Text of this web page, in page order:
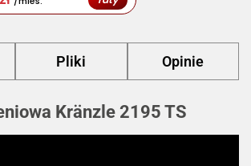
Pliki Opinie
Kränzle 2195 TS